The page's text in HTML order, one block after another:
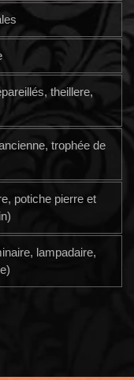
theillere,
trophée de
potiche pierre et
lampadaire,